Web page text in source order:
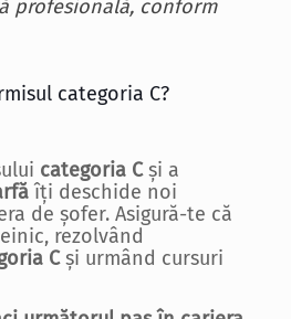
profesională, conform
categoria C?
categoria Cși a
îți deschide noi
de șofer. Asigură-te că
rezolvând
Cși urmând cursuri